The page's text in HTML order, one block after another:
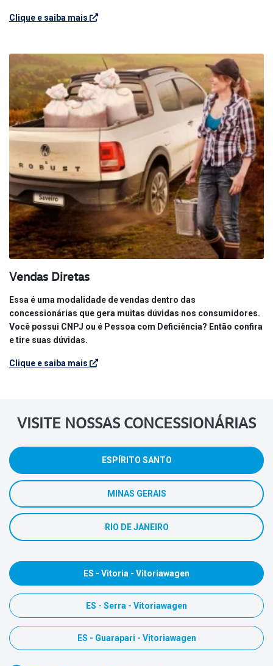
Clique e saiba mais
Vendas Diretas
Essa é uma modalidade de vendas dentro das
concessionárias que gera muitas dúvidas nos consumidores.
Você possui CNPJ ou é Pessoa com Deficiência? Então confira
e tire suas dúvidas.
Clique e saiba mais
VISITE NOSSAS CONCESSIONÁRIAS
ESPÍRITO SANTO
MINAS GERAIS
RIO DE JANEIRO
ES - Vitoria - Vitoriawagen
ES - Serra - Vitoriawagen
ES - Guarapari - Vitoriawagen